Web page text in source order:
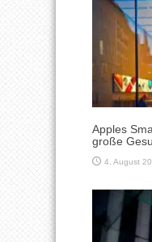
Apples
große
4. August